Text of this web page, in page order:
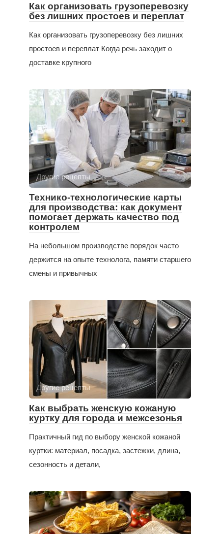
Как организовать грузоперевозку
без лишних простоев и переплат
Как организовать грузоперевозку без лишних
простоев и переплат Когда речь заходит о
доставке крупного
Другие рецепты
Технико-технологические карты
для производства: как документ
помогает держать качество под
контролем
На небольшом производстве порядок часто
держится на опыте технолога, памяти старшего
смены и привычных
Другие рецепты
Как выбрать женскую кожаную
куртку для города и межсезонья
Практичный гид по выбору женской кожаной
куртки: материал, посадка, застежки, длина,
сезонность и детали,